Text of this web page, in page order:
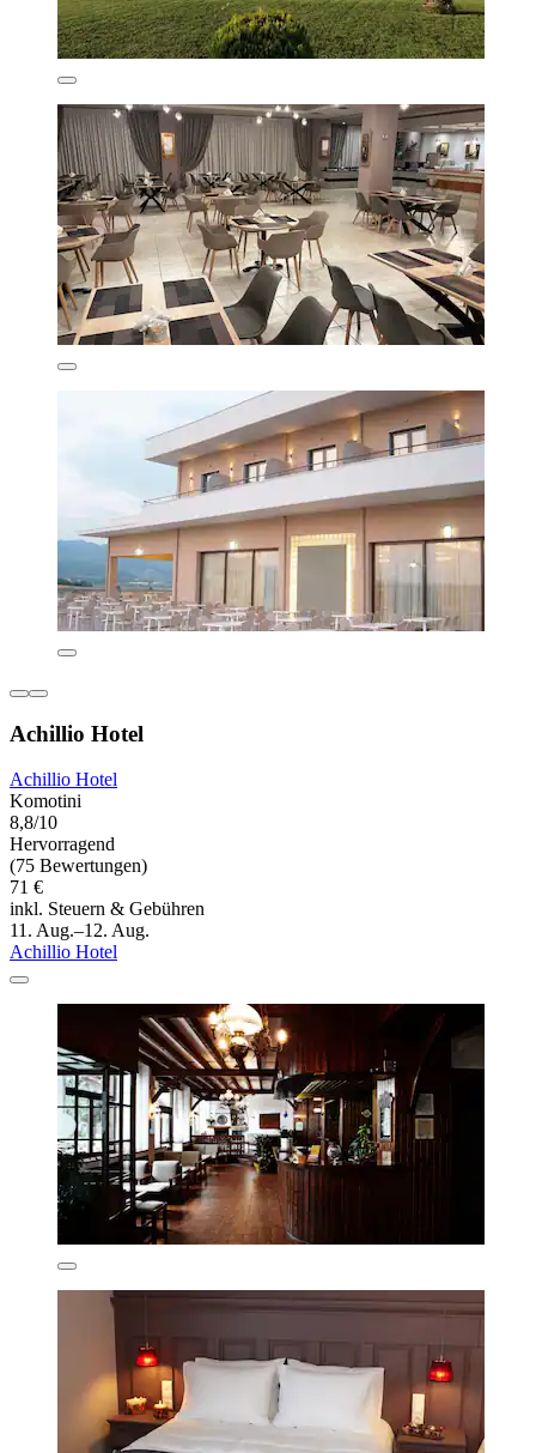
Achillio Hotel
Achillio Hotel
Komotini
8,8/10
Hervorragend
(75 Bewertungen)
71 €
inkl. Steuern & Gebühren
11. Aug.–12. Aug.
Achillio Hotel